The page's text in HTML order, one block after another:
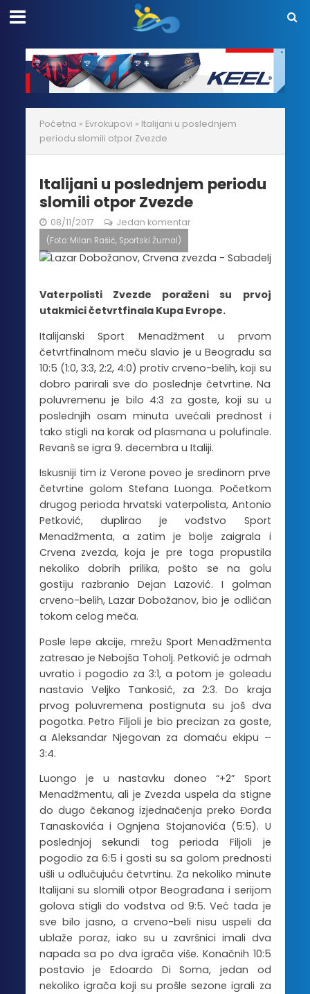
Početna » Evrokupovi » Italijani u poslednjem
periodu slomili otpor Zvezde
Italijani u poslednjem periodu
slomili otpor Zvezde
08/11/2017 Jedan komentar
(Foto: Milan Rašić, Sportski Žurnal)
Vaterpolisti Zvezde poraženi su prvoj
utakmici četvrtfinala Kupa Evrope.
Italijanski Sport Menadžment u prvom
četvrtfinalnom meču slavio je u Beogradu sa
10:5 (1:0, 3:3, 2:2, 4:0) protiv crveno-belih, koji su
dobro parirali sve do poslednje četvrtine. Na
poluvremenu je bilo 4:3 za goste, koji su u
poslednjih osam minuta uvećali prednost i
tako stigli na korak od plasmana u polufinale.
Revanš se igra 9. decembra u Italiji.
Iskusniji tim iz Verone poveo je sredinom prve
četvrtine golom Stefana Luonga. Početkom
drugog perioda hrvatski vaterpolista, Antonio
Petković, duplirao je vođstvo Sport
Menadžmenta, a zatim je bolje zaigrala i
Crvena zvezda, koja je pre toga propustila
nekoliko dobrih prilika, pošto se na golu
gostiju razbranio Dejan Lazović. I golman
crveno-belih, Lazar Dobožanov, bio je odličan
tokom celog meča.
Posle lepe akcije, mrežu Sport Menadžmenta
zatresao je Nebojša Toholj. Petković je odmah
uvratio i pogodio za 3:1, a potom je goleadu
nastavio Veljko Tankosić, za 2:3. Do kraja
prvog poluvremena postignuta su još dva
pogotka. Petro Filjoli je bio precizan za goste,
a Aleksandar Njegovan za domaću ekipu –
3:4.
Luongo je u nastavku doneo “+2” Sport
Menadžmentu, ali je Zvezda uspela da stigne
do dugo čekanog izjednačenja preko Đorđa
Tanaskovića i Ognjena Stojanovića (5:5). U
poslednjoj sekundi tog perioda Filjoli je
pogodio za 6:5 i gosti su sa golom prednosti
ušli u odlučujuću četvrtinu. Za nekoliko minute
Italijani su slomili otpor Beograđana i serijom
golova stigli do vođstva od 9:5. Već tada je
sve bilo jasno, a crveno-beli nisu uspeli da
ublaže poraz, iako su u završnici imali dva
napada sa po dva igrača više. Konačnih 10:5
postavio je Edoardo Di Soma, jedan od
nekoliko igrača koji su prošle sezone igrali za